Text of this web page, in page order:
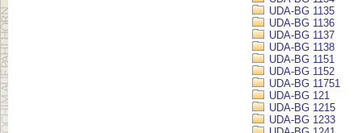
UDA-BG 1135
UDA-BG 1136
UDA-BG 1137
UDA-BG 1138
UDA-BG 1151
UDA-BG 1152
UDA-BG 11751
UDA-BG 121
UDA-BG 1215
UDA-BG 1233